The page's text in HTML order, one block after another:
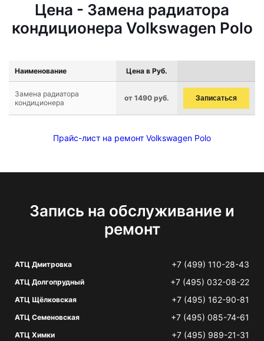
Цена - Замена радиатора
кондиционера Volkswagen Polo
Наименование Цена в Руб.
Замена радиатора
кондиционера
от 1490 руб. Записаться
Прайс-лист на ремонт Volkswagen Polo
Запись на обслуживание и
ремонт
АТЦ Дмитровка +7 (499) 110-28-43
АТЦ Долгопрудный +7 (495) 032-08-22
АТЦ Щёлковская +7 (495) 162-90-81
АТЦ Семеновская +7 (495) 085-74-61
АТЦ Химки +7 (495) 989-21-31